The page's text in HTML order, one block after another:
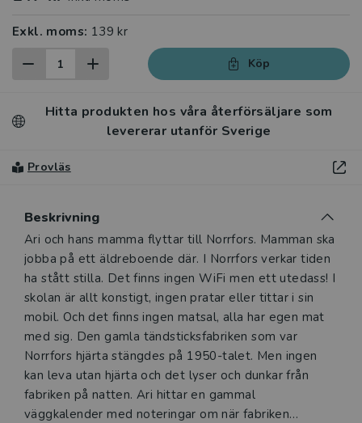
Exkl. moms: 139 kr
Köp
Hitta produkten hos våra återförsäljare som
levererar utanför Sverige
Provläs
Beskrivning
Beskrivning
Ari och hans mamma flyttar till Norrfors. Mamman ska
jobba på ett äldreboende där. I Norrfors verkar tiden
ha stått stilla. Det finns ingen WiFi men ett utedass! I
skolan är allt konstigt, ingen pratar eller tittar i sin
mobil. Och det finns ingen matsal, alla har egen mat
med sig. Den gamla tändsticksfabriken som var
Norrfors hjärta stängdes på 1950-talet. Men ingen
kan leva utan hjärta och det lyser och dunkar från
fabriken på natten. Ari hittar en gammal
väggkalender med noteringar om när fabriken